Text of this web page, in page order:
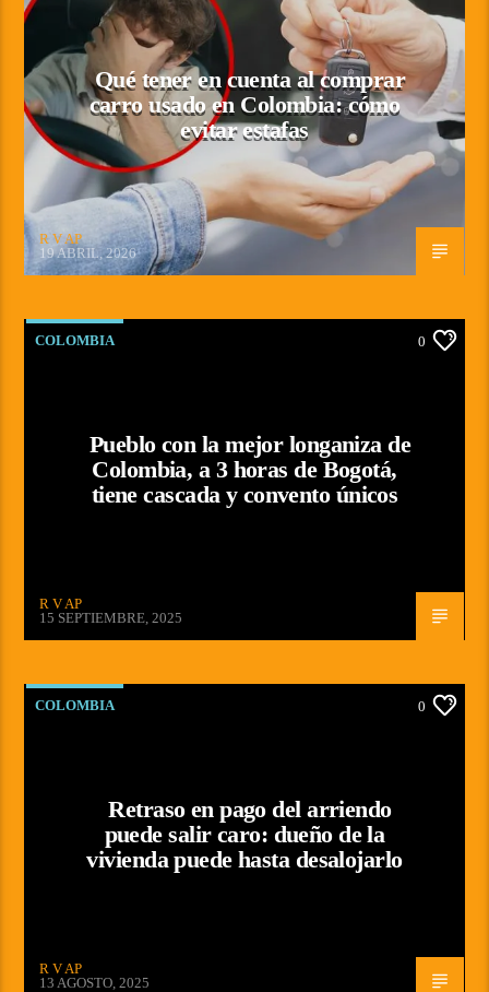
Qué tener en cuenta al comprar
carro usado en Colombia: cómo
evitar estafas
R V AP
19 ABRIL, 2026
COLOMBIA 0
Pueblo con la mejor longaniza de
Colombia, a 3 horas de Bogotá,
tiene cascada y convento únicos
R V AP
15 SEPTIEMBRE, 2025
COLOMBIA 0
Retraso en pago del arriendo
puede salir caro: dueño de la
vivienda puede hasta desalojarlo
R V AP
13 AGOSTO, 2025